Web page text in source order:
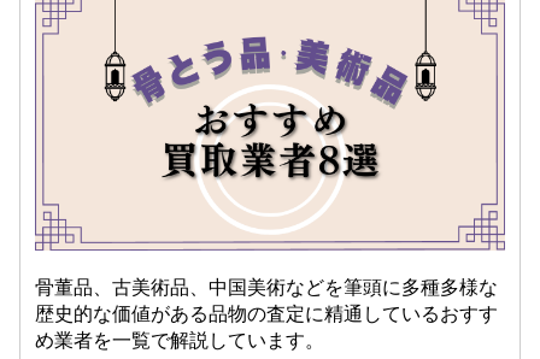
骨董品、古美術品、中国美術などを筆頭に多種多様な
歴史的な価値がある品物の査定に精通しているおすす
め業者を一覧で解説しています。